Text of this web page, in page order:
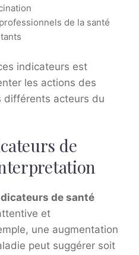
de la santé
indicateurs est
les actions des
différents acteurs du
de
de santé
et
une augmentation
peut suggérer soit